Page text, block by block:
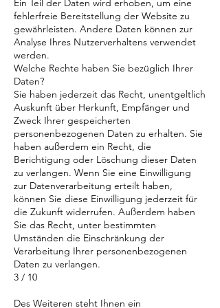
Ein Teil der Daten wird erhoben, um eine
fehlerfreie Bereitstellung der Website zu
gewährleisten. Andere Daten können zur
Analyse Ihres Nutzerverhaltens verwendet
werden.
Welche Rechte haben Sie bezüglich Ihrer
Daten?
Sie haben jederzeit das Recht, unentgeltlich
Auskunft über Herkunft, Empfänger und
Zweck Ihrer gespeicherten
personenbezogenen Daten zu erhalten. Sie
haben außerdem ein Recht, die
Berichtigung oder Löschung dieser Daten
zu verlangen. Wenn Sie eine Einwilligung
zur Datenverarbeitung erteilt haben,
können Sie diese Einwilligung jederzeit für
die Zukunft widerrufen. Außerdem haben
Sie das Recht, unter bestimmten
Umständen die Einschränkung der
Verarbeitung Ihrer personenbezogenen
Daten zu verlangen.
3 / 10
Des Weiteren steht Ihnen ein